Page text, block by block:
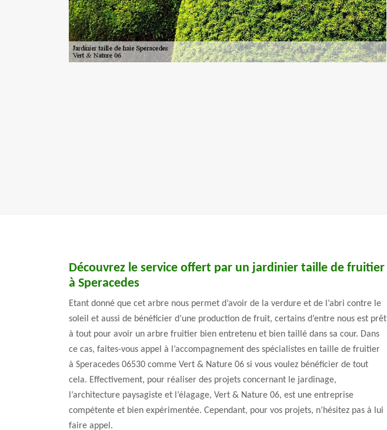
Découvrez le service offert par un jardinier taille de fruitier
à Speracedes
Etant donné que cet arbre nous permet d’avoir de la verdure et de l’abri contre le
soleil et aussi de bénéficier d’une production de fruit, certains d’entre nous est prêt
à tout pour avoir un arbre fruitier bien entretenu et bien taillé dans sa cour. Dans
ce cas, faites-vous appel à l’accompagnement des spécialistes en taille de fruitier
à Speracedes 06530 comme Vert & Nature 06 si vous voulez bénéficier de tout
cela. Effectivement, pour réaliser des projets concernant le jardinage,
l’architecture paysagiste et l’élagage, Vert & Nature 06, est une entreprise
compétente et bien expérimentée. Cependant, pour vos projets, n’hésitez pas à lui
faire appel.